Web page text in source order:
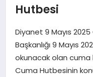
DUALAR VE ZIKIRLER
Hutbesi
Diyanet 9 Mayıs
Başkanlığı 9 Mayıs
okunacak olan cuma
Cuma Hutbesinin